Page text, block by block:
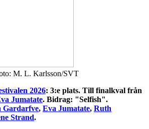
M. L. Karlsson/SVT
2026: 3:e plats. Till finalkval från
Jumatate. Bidrag: "Selfish".
Gardarfve, Eva Jumatate, Ruth
Strand.